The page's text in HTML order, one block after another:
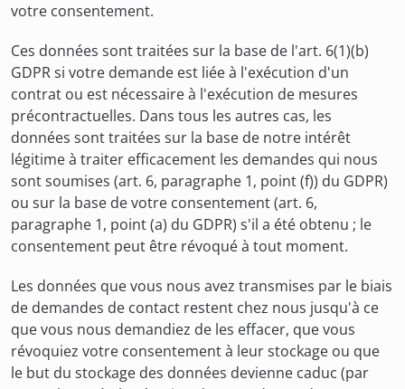
votre consentement.
Ces données sont traitées sur la base de l'art. 6(1)(b)
GDPR si votre demande est liée à l'exécution d'un
contrat ou est nécessaire à l'exécution de mesures
précontractuelles. Dans tous les autres cas, les
données sont traitées sur la base de notre intérêt
légitime à traiter efficacement les demandes qui nous
sont soumises (art. 6, paragraphe 1, point (f)) du GDPR)
ou sur la base de votre consentement (art. 6,
paragraphe 1, point (a) du GDPR) s'il a été obtenu ; le
consentement peut être révoqué à tout moment.
Les données que vous nous avez transmises par le biais
de demandes de contact restent chez nous jusqu'à ce
que vous nous demandiez de les effacer, que vous
révoquiez votre consentement à leur stockage ou que
le but du stockage des données devienne caduc (par